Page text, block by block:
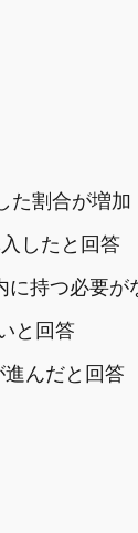
た割合が増加
したと回答
持つ必要が
と回答
んだと回答